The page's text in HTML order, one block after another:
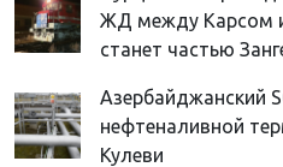
ЖД между Карсом
станет частью
Азербайджанский
нефтеналивной
Кулеви